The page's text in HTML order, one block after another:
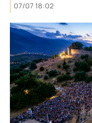
07/07 18:02